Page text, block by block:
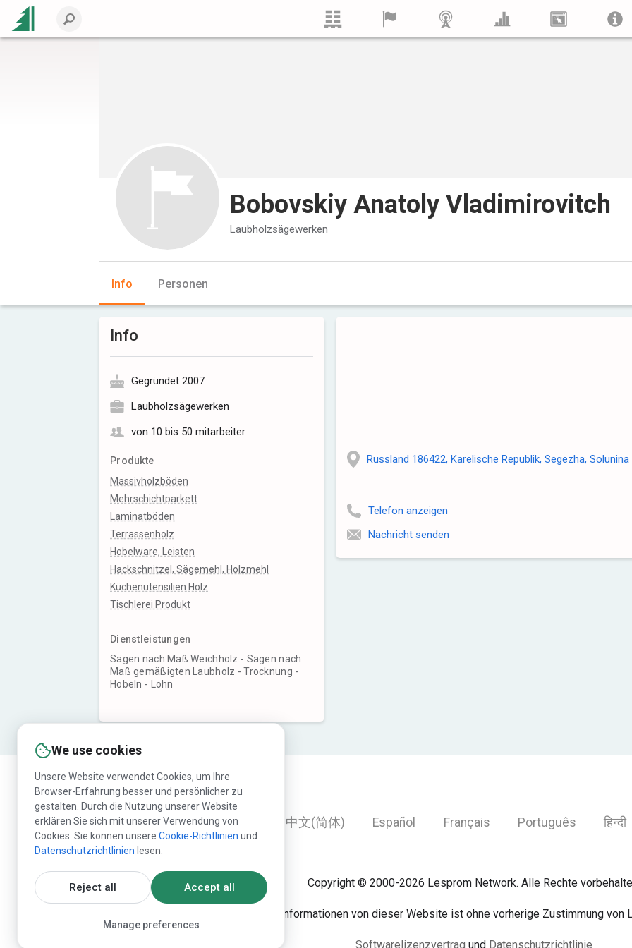
Bobovskiy Anatoly Vladimirovitch
Laubholzsägewerken
Info Personen
Info
Gegründet 2007
Laubholzsägewerken
von 10 bis 50 mitarbeiter
Produkte
Massivholzböden
Mehrschichtparkett
Laminatböden
Terrassenholz
Hobelware, Leisten
Hackschnitzel, Sägemehl, Holzmehl
Küchenutensilien Holz
Tischlerei Produkt
Dienstleistungen
Sägen nach Maß Weichholz - Sägen nach
Maß gemäßigten Laubholz - Trocknung -
Hobeln - Lohn
Russland 186422, Karelische Republik, Segezha, Solunina
Telefon anzeigen
Nachricht senden
We use cookies
Unsere Website verwendet Cookies, um Ihre
Browser-Erfahrung besser und persönlicher zu
gestalten. Durch die Nutzung unserer Website
erklären Sie sich mit unserer Verwendung von
Cookies. Sie können unsere Cookie-Richtlinien und
Datenschutzrichtlinien lesen.
Reject all Accept all
Manage preferences
English Русский Deutsch 中文(简体) Español Français Português हिन्दी
Copyright © 2000-2026 Lesprom Network. Alle Rechte
Die Publikation der Informationen von dieser Website ist ohne vorherige Zustimmung von
Softwarelizenzvertrag und Datenschutzrichtlinie